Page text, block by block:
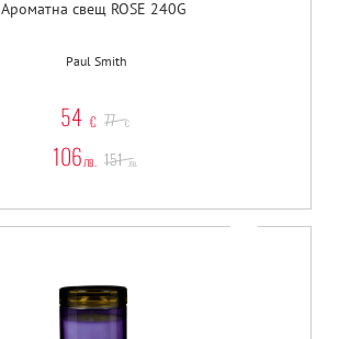
Ароматна свещ ROSE 240G
Paul Smith
54 € 77 €
106лв. 151 лв.